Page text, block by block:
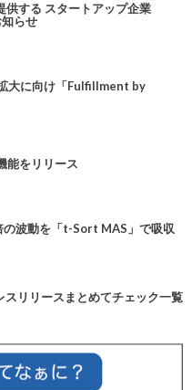
供する スタートアップ企業
らせ
大に向け「Fulfillment by
能をリリース
の波動を「t-Sort MAS」で吸収
スリリースまとめてチェック一覧